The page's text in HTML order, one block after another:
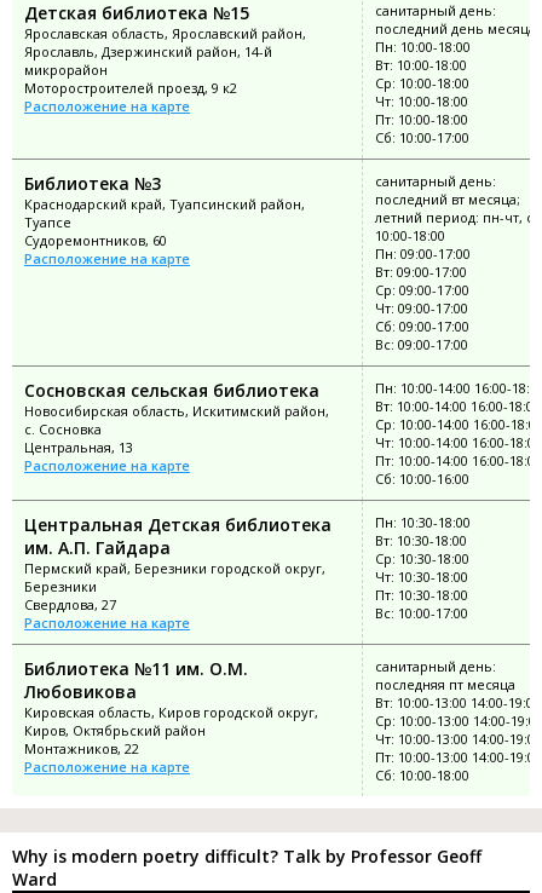
Детская библиотека №15
Ярославская область, Ярославский район,
Ярославль, Дзержинский район, 14-й
микрорайон
Моторостроителей проезд, 9 к2
Расположение на карте
санитарный день:
последний день месяца
Пн: 10:00-18:00
Вт: 10:00-18:00
Ср: 10:00-18:00
Чт: 10:00-18:00
Пт: 10:00-18:00
Сб: 10:00-17:00
Библиотека №3
Краснодарский край, Туапсинский район,
Туапсе
Судоремонтников, 60
Расположение на карте
санитарный день:
последний вт месяца;
летний период: пн-чт,
10:00-18:00
Пн: 09:00-17:00
Вт: 09:00-17:00
Ср: 09:00-17:00
Чт: 09:00-17:00
Сб: 09:00-17:00
Вс: 09:00-17:00
Сосновская сельская библиотека
Новосибирская область, Искитимский район,
с. Сосновка
Центральная, 13
Расположение на карте
Пн: 10:00-14:00 16:00-
Вт: 10:00-14:00 16:00-18:00
Ср: 10:00-14:00 16:00-18:00
Чт: 10:00-14:00 16:00-18:00
Пт: 10:00-14:00 16:00-18:00
Сб: 10:00-16:00
Центральная Детская библиотека
им. А.П. Гайдара
Пермский край, Березники городской округ,
Березники
Свердлова, 27
Расположение на карте
Пн: 10:30-18:00
Вт: 10:30-18:00
Ср: 10:30-18:00
Чт: 10:30-18:00
Пт: 10:30-18:00
Вс: 10:00-17:00
Библиотека №11 им. О.М.
Любовикова
Кировская область, Киров городской округ,
Киров, Октябрьский район
Монтажников, 22
Расположение на карте
санитарный день:
последняя пт месяца
Вт: 10:00-13:00 14:00-19:00
Ср: 10:00-13:00 14:00-19:00
Чт: 10:00-13:00 14:00-19:00
Пт: 10:00-13:00 14:00-19:00
Сб: 10:00-18:00
Why is modern poetry difficult? Talk by Professor Geoff
Ward